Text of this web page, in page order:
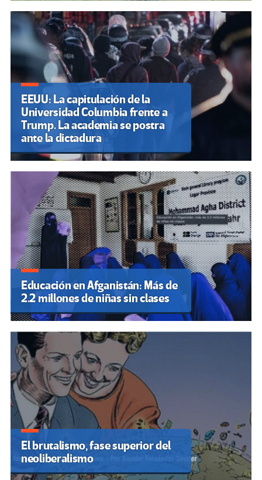
EEUU: La capitulación de la
Universidad Columbia frente a
Trump. La academia se postra
ante la dictadura
Educación en Afganistán: Más de
2.2 millones de niñas sin clases
El brutalismo, fase superior del
neoliberalismo